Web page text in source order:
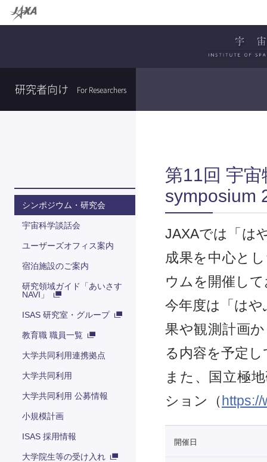
研究者向け For Researchers
第11回 宇
symposium
JAXAでは「は
成果を中心と
ウムを開催し
今年度は「は
果や観測計画
る内容を予定
また、国立極
ション（
開催日
シンポジウム・研究会
宇宙科学談話会
ユーザーズオフィス案内
宿泊施設のご案内
研究領域ガイド「あいさす
NAVI」
ISAS 研究室・グループ
教育職 職員一覧
大学共同利用連携拠点
大学共同利用
大学共同利用 公募情報
小規模計画
ISAS 採用情報
大学院生等の受け入れ